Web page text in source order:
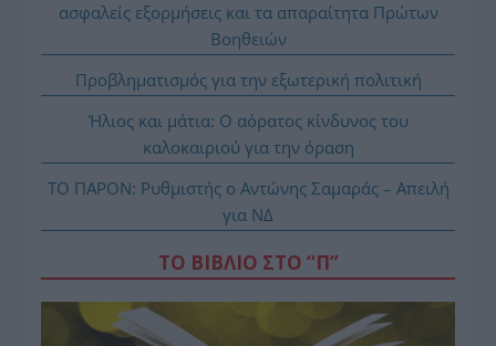
ασφαλείς εξορμήσεις και τα απαραίτητα Πρώτων
Βοηθειών
Προβληματισμός για την εξωτερική πολιτική
Ήλιος και μάτια: Ο αόρατος κίνδυνος του
καλοκαιριού για την όραση
ΤΟ ΠΑΡΟΝ: Ρυθμιστής ο Αντώνης Σαμαράς – Απειλή
για ΝΔ
ΤΟ ΒΙΒΛΙΟ ΣΤΟ “Π”